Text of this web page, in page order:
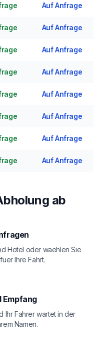
Auf Anfrage
Auf Anfrage
Auf Anfrage
Auf Anfrage
Auf Anfrage
Auf Anfrage
Auf Anfrage
Auf Anfrage
ab
Hotel oder waehlen Sie
Ihre Fahrt.
Empfang
Ihr Fahrer wartet in der
Namen.